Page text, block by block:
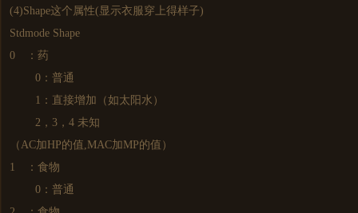
(4)Shape这个属性(显示衣服穿上得样子)
Stdmode Shape
0 ：药
0：普通
1：直接增加（如太阳水）
2，3，4 未知
（AC加HP的值,MAC加MP的值）
1 ：食物
0：普通